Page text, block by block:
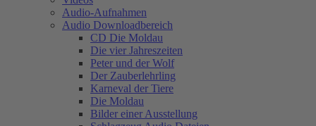
Audio-Aufnahmen
Audio Downloadbereich
CD Die Moldau
Die vier Jahreszeiten
Peter und der Wolf
Der Zauberlehrling
Karneval der Tiere
Die Moldau
Bilder einer Ausstellung